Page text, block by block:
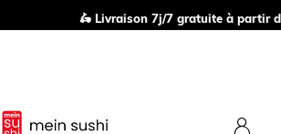
🛵 Livraison 7j/7 gratuite à partir